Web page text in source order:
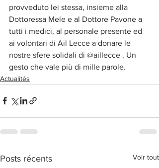
provveduto lei stessa, insieme alla
Dottoressa Mele e al Dottore Pavone a
tutti i medici, al personale presente ed
ai volontari di Ail Lecce a donare le
nostre sfere solidali di @aillecce . Un
gesto che vale più di mille parole.
Actualités
Posts récents Voir tout